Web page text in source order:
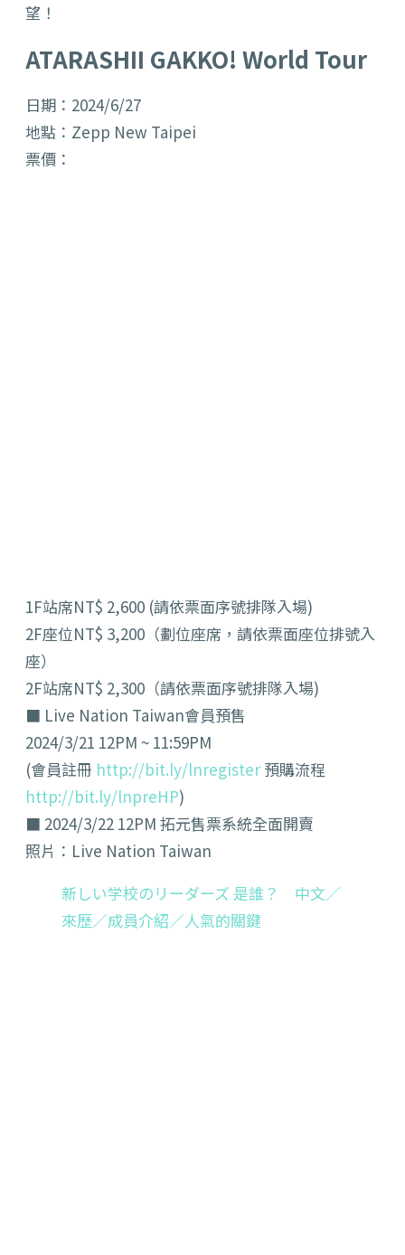
望！
ATARASHII GAKKO! World Tour
日期：2024/6/27
地點：Zepp New Taipei
票價：⁠
1F站席NT$ 2,600 (請依票面序號排隊入場)⁠
2F座位NT$ 3,200（劃位座席，請依票面座位排號入
座）⁠
2F站席NT$ 2,300（請依票面序號排隊入場)⁠
■ Live Nation Taiwan會員預售⁠
2024/3/21 12PM ~ 11:59PM⁠
(會員註冊 http://bit.ly/lnregister 預購流程
http://bit.ly/lnpreHP)⁠
■ 2024/3/22 12PM 拓元售票系統全面開賣⁠
照片：Live Nation Taiwan
新しい学校のリーダーズ 是誰？ 中文／
來歷／成員介紹／人氣的關鍵